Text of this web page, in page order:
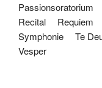
Passionsoratorium
Recital
Requiem
Symphonie
Te
Vesper